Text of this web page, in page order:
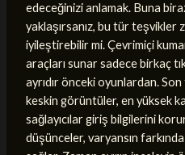
edeceğinizi anlamak. Buna
yaklaşırsanız, bu tür teşvikler
iyileştirebilir mi. Çevrimiçi
araçları sunar sadece birkaç
ayrıdır önceki oyunlardan.
keskin görüntüler, en yüksek
sağlayıcılar giriş bilgilerini
düşünceler, varyansın